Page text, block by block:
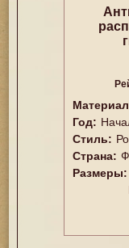
Год:
Стиль:
Страна:
Размеры: